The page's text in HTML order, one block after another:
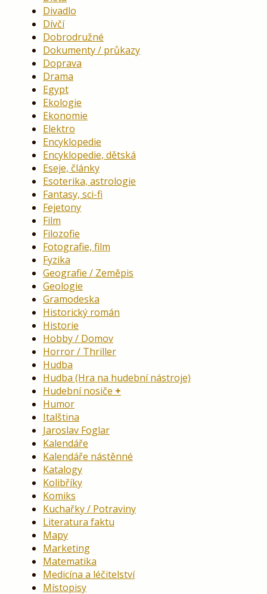
Divadlo
Dívčí
Dobrodružné
Dokumenty / průkazy
Doprava
Drama
Egypt
Ekologie
Ekonomie
Elektro
Encyklopedie
Encyklopedie, dětská
Eseje, články
Esoterika, astrologie
Fantasy, sci-fi
Fejetony
Film
Filozofie
Fotografie, film
Fyzika
Geografie / Zeměpis
Geologie
Gramodeska
Historický román
Historie
Hobby / Domov
Horror / Thriller
Hudba
Hudba (Hra na hudební nástroje)
Hudební nosiče
Humor
Italština
Jaroslav Foglar
Kalendáře
Kalendáře nástěnné
Katalogy
Kolibříky
Komiks
Kuchařky / Potraviny
Literatura faktu
Mapy
Marketing
Matematika
Medicína a léčitelství
Místopisy